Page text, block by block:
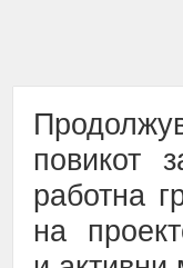
повикот
работна
на